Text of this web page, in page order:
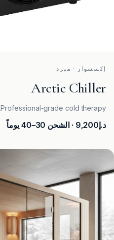
إكسسوار · مبرد
Arctic Chiller
Professional-grade cold therapy.
د.إ9,200 · الشحن 30–40 يوماً